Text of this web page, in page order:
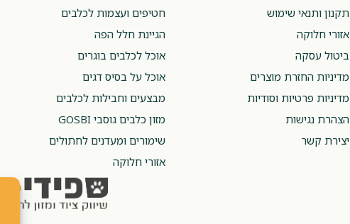
תקנון ותנאי שימוש
אזורי חלוקה
ביטול עסקה
מדיניות החזרת מוצרים
מדיניות פרטיות וסודיות
הצהרת נגישות
יצירת קשר
חטיפים ועצמות לכלבים
הגיינת חלל הפה
אוכל לכלבים בוגרים
אוכל על בסיס דגים
מבצעים וחבילות לכלבים
מזון כלבים גוסבי GOSBI
שימורים ומעדנים לחתולים
אזורי חלוקה